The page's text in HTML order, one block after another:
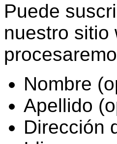
Puede
nuestro sitio
Nombre
Apellido
Dirección